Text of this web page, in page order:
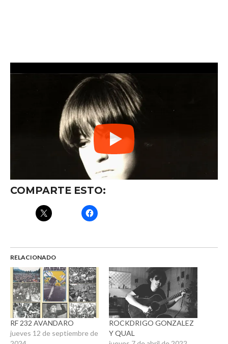
COMPARTE ESTO:
RELACIONADO
RF 232 AVANDARO
jueves 12 de septiembre de
ROCKDRIGO GONZALEZ
Y QUAL